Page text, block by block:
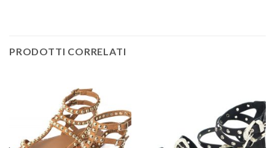
PRODOTTI CORRELATI